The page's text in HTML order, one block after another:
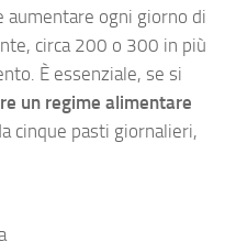
aumentare ogni giorno di
circa 200 o 300 in più
È essenziale, se si
un regime alimentare
cinque pasti giornalieri,